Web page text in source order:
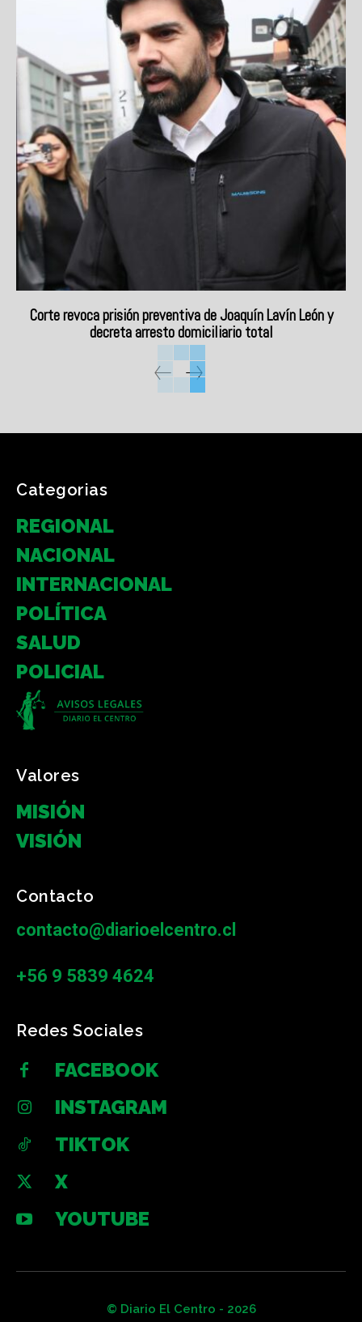
Corte revoca prisión preventiva de Joaquín Lavín León y
decreta arresto domiciliario total
Categorias
REGIONAL
NACIONAL
INTERNACIONAL
POLÍTICA
SALUD
POLICIAL
Valores
MISIÓN
VISIÓN
Contacto
contacto@diarioelcentro.cl
+56 9 5839 4624
Redes Sociales
FACEBOOK
INSTAGRAM
TIKTOK
X
YOUTUBE
© Diario El Centro - 2026